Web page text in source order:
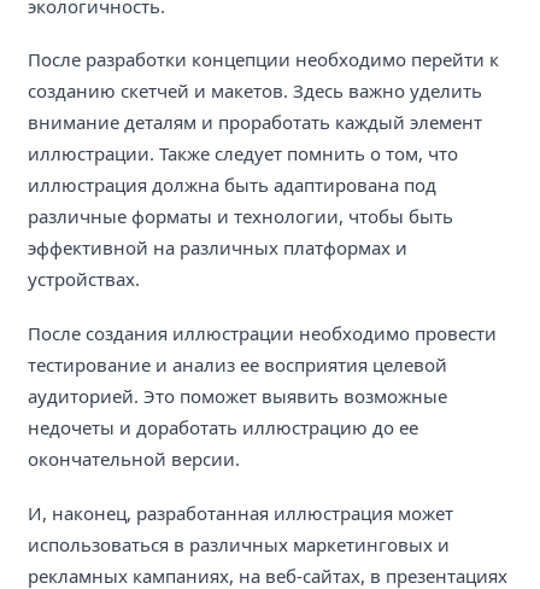
экологичность.
После разработки концепции необходимо перейти к
созданию скетчей и макетов. Здесь важно уделить
внимание деталям и проработать каждый элемент
иллюстрации. Также следует помнить о том, что
иллюстрация должна быть адаптирована под
различные форматы и технологии, чтобы быть
эффективной на различных платформах и
устройствах.
После создания иллюстрации необходимо провести
тестирование и анализ ее восприятия целевой
аудиторией. Это поможет выявить возможные
недочеты и доработать иллюстрацию до ее
окончательной версии.
И, наконец, разработанная иллюстрация может
использоваться в различных маркетинговых и
рекламных кампаниях, на веб-сайтах, в презентациях